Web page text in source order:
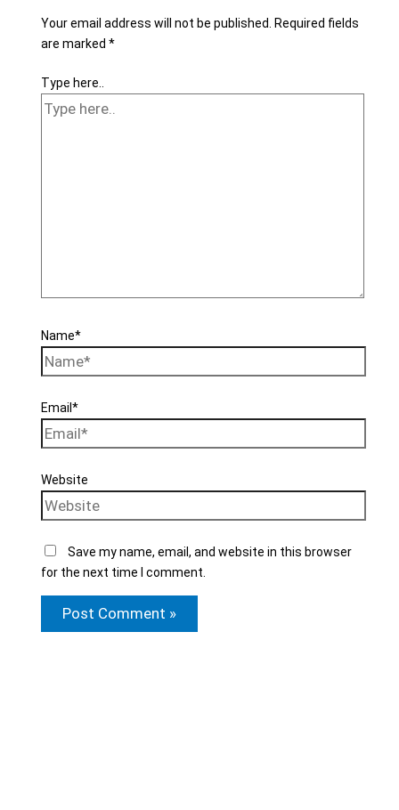
Your email address will not be published.
Required fields
are marked *
Type here..
Name*
Email*
Website
Save my name, email, and website in this browser
for the next time I comment.